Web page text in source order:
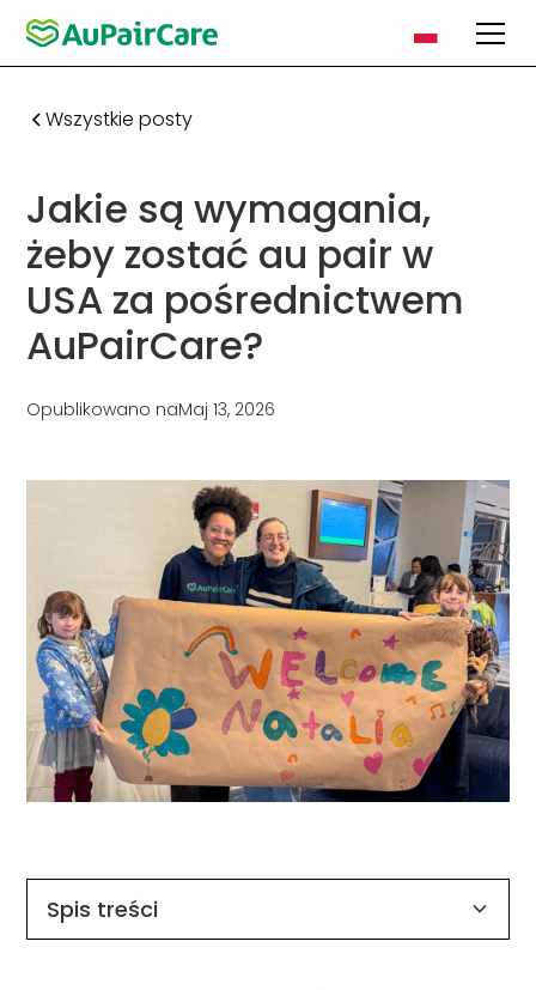
Wszystkie posty
Jakie są wymagania,
żeby zostać au pair w
USA za pośrednictwem
AuPairCare?
Opublikowano naMaj 13, 2026
Spis treści